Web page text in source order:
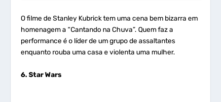
O filme de Stanley Kubrick tem uma cena bem bizarra em
homenagem a “Cantando na Chuva”. Quem faz a
performance é o líder de um grupo de assaltantes
enquanto rouba uma casa e violenta uma mulher.
6. Star Wars